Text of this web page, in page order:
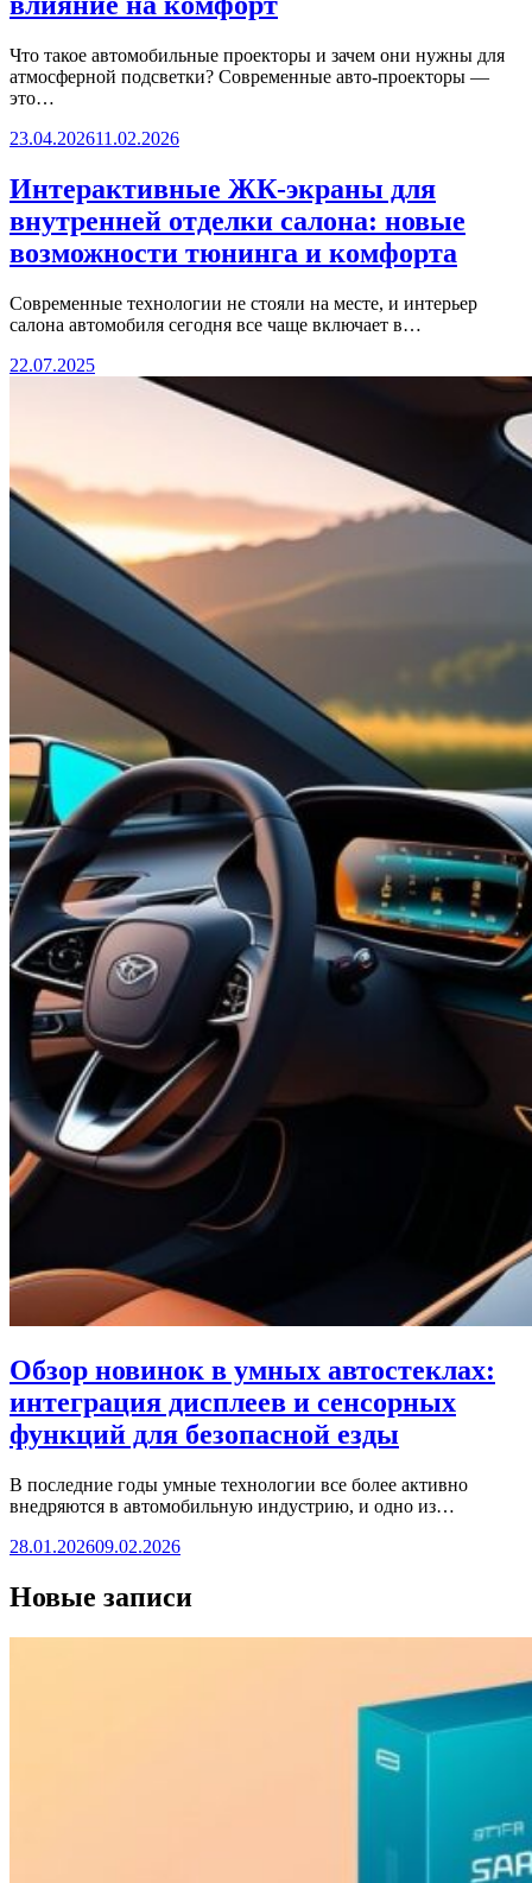
Что такое автомобильные проекторы и зачем они нужны для
атмосферной подсветки? Современные авто-проекторы —
это…
23.04.202611.02.2026
Интерактивные ЖК-экраны для
внутренней отделки салона: новые
возможности тюнинга и комфорта
Современные технологии не стояли на месте, и интерьер
салона автомобиля сегодня все чаще включает в…
22.07.2025
Обзор новинок в умных автостеклах:
интеграция дисплеев и сенсорных
функций для безопасной езды
В последние годы умные технологии все более активно
внедряются в автомобильную индустрию, и одно из…
28.01.202609.02.2026
Новые записи